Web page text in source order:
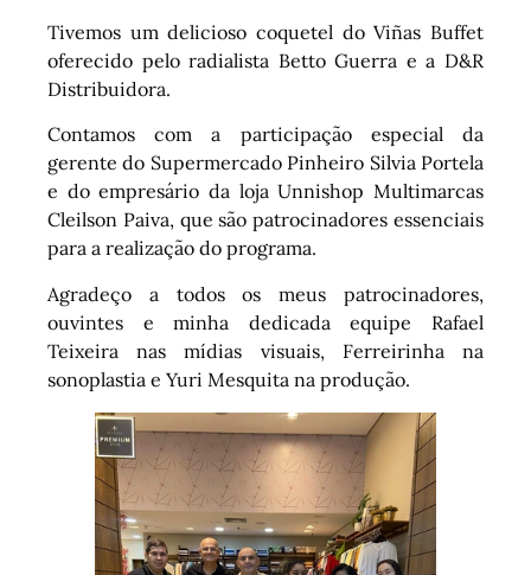
Tivemos um delicioso coquetel do Viñas Buffet
oferecido pelo radialista Betto Guerra e a D&R
Distribuidora.
Contamos com a participação especial da
gerente do Supermercado Pinheiro Silvia Portela
e do empresário da loja Unnishop Multimarcas
Cleilson Paiva, que são patrocinadores essenciais
para a realização do programa.
Agradeço a todos os meus patrocinadores,
ouvintes e minha dedicada equipe Rafael
Teixeira nas mídias visuais, Ferreirinha na
sonoplastia e Yuri Mesquita na produção.